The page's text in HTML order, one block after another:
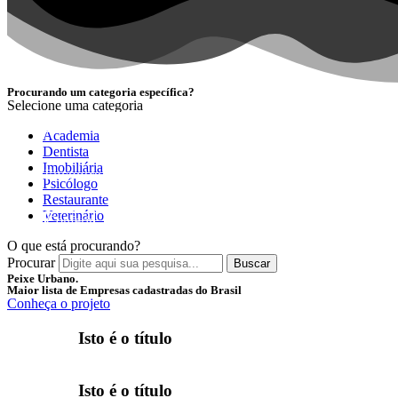
NOVIDADE
Encontre as melhores empresas separadas por
Conferir
Procurando um categoria específica?
Selecione uma categoria
Academia
Dentista
Imobiliária
Psicólogo
Restaurante
Veterinário
O que está procurando?
Procurar
Buscar
Peixe Urbano.
Maior lista de Empresas cadastradas do Brasil
Conheça o projeto
Isto é o título
Isto é o título